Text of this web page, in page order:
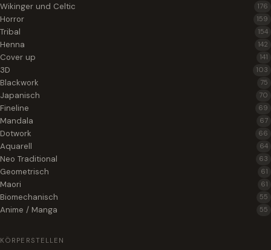
Wikinger und Celtic 176
Horror 159
Tribal 154
Henna 142
Cover up 141
3D 103
Blackwork 75
Japanisch 70
Fineline 69
Mandala 67
Dotwork 66
Aquarell 64
Neo Traditional 63
Geometrisch 61
Maori 61
Biomechanisch 55
Anime / Manga 55
KÖRPERSTELLEN